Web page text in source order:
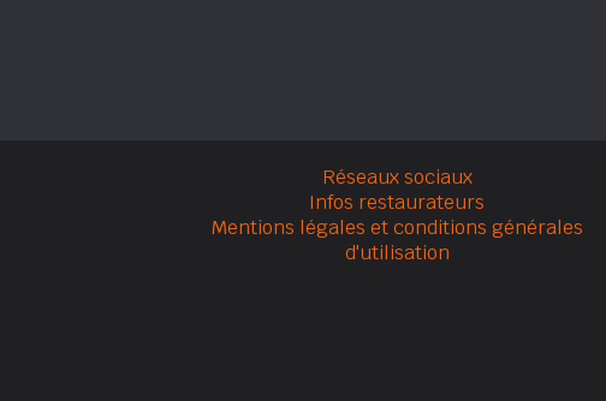
Réseaux sociaux
Infos restaurateurs
Mentions légales et conditions générales
d'utilisation